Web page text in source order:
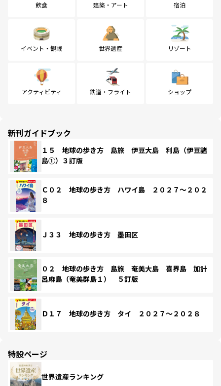
飲食 建築・アート 宿泊
イベント・観戦 世界遺産 リゾート
アクティビティ 鉄道・フライト ショップ
新刊ガイドブック
１５ 地球の歩き方 島旅 伊豆大島 利島（伊豆諸
島①）３訂版
Ｃ０２ 地球の歩き方 ハワイ島 ２０２７～２０２
８
Ｊ３３ 地球の歩き方 墨田区
０２ 地球の歩き方 島旅 奄美大島 喜界島 加計
呂麻島（奄美群島１） ５訂版
Ｄ１７ 地球の歩き方 タイ ２０２７～２０２８
特設ページ
世界遺産ランキング